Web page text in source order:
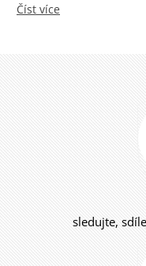
Číst více
sledujte,